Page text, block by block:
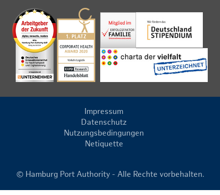
Impressum
Datenschutz
Nutzungsbedingungen
Netiquette
© Hamburg Port Authority - Alle Rechte vorbehalten.